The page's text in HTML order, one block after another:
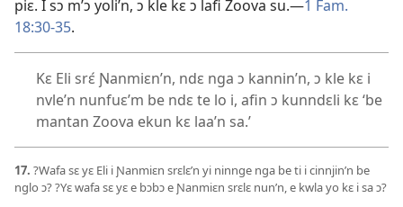
piɛ. I sɔ m’ɔ yoli’n, ɔ kle kɛ ɔ lafi Zoova su.​—1 Fam.
18:30-35.
Kɛ Eli srɛ́ Ɲanmiɛn’n, ndɛ nga ɔ kannin’n, ɔ kle kɛ i
nvle’n nunfuɛ’m be ndɛ te lo i, afin ɔ kunndɛli kɛ ‘be
mantan Zoova ekun kɛ laa’n sa.’
17. ?Wafa sɛ yɛ Eli i Ɲanmiɛn srɛlɛ’n yi ninnge nga be ti i cinnjin’n be
nglo ɔ? ?Yɛ wafa sɛ yɛ e bɔbɔ e Ɲanmiɛn srɛlɛ nun’n, e kwla yo kɛ i sa ɔ?